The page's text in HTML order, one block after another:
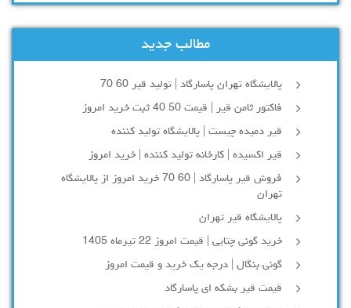
مطالب جدید
پالایشگاه تهران پاسارگاد | تولید قیر 60 70
فاکتور ثامن قیر | قیمت 50 40 ثبت خرید امروز
قیر دمیده چیست | پالایشگاه تولید کننده
قیر اکسیده | کارخانه تولید کننده | خرید امروز
فروش قیر پاسارگاد | 60 70 خرید امروز از پالایشگاه
تهران
پالایشگاه قیر تهران
خرید گونی چتایی | قیمت امروز 22 تیرماه 1405
گونی بنگال | درجه یک خرید و قیمت امروز
قیمت قیر بشکه ای پاسارگاد